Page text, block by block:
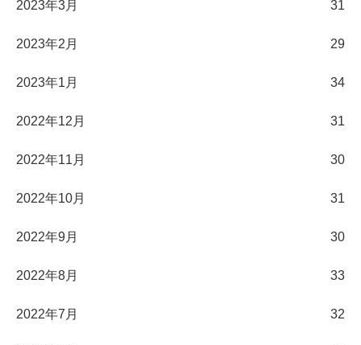
2023年3月 31
2023年2月 29
2023年1月 34
2022年12月 31
2022年11月 30
2022年10月 31
2022年9月 30
2022年8月 33
2022年7月 32